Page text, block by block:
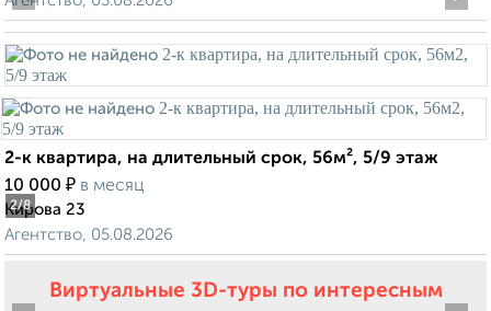
2/8
2-к квартира, на длительный срок, 56м², 5/9 этаж
10 000 ₽ в месяц
Кирова 23
Агентство, 05.08.2026
Виртуальные 3D-туры по интересным